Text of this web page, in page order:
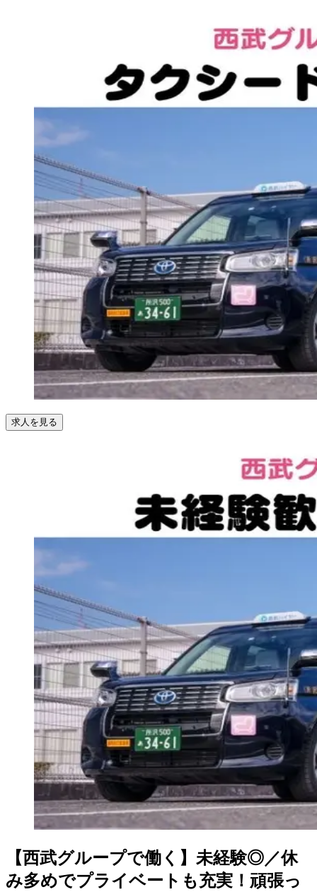
求人を見る
【西武グループで働く】未経験◎／休
み多めでプライベートも充実！頑張っ